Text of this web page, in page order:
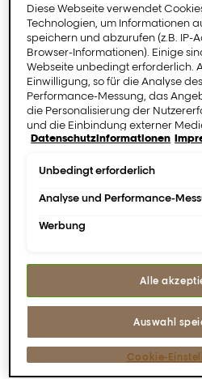
[Pro Longer]
erneuernde Creme.
Behandlung für Haare
mit dünnen Spitzen.
s
Diese Webseite verwendet
Technologien, um Informationen
speichern und abzurufen (z.B. IP-
Browser-Informationen). Einige
Webseite unbedingt erforderlich.
Einwilligung, so für die Analyse
Performance-Messung, das
die Personalisierung der
und die Einbindung externer
erforderliche Cookies können
fortfahren") werden. Individuelle
("Auswahl speichern"). Die
Link "Cookie-Einstellungen"
Informationen s. unsere
Datenschutzinformationen
Unbedingt erforderlich
Analyse und Performance-
Werbung
Alle
Auswahl
Cookie-